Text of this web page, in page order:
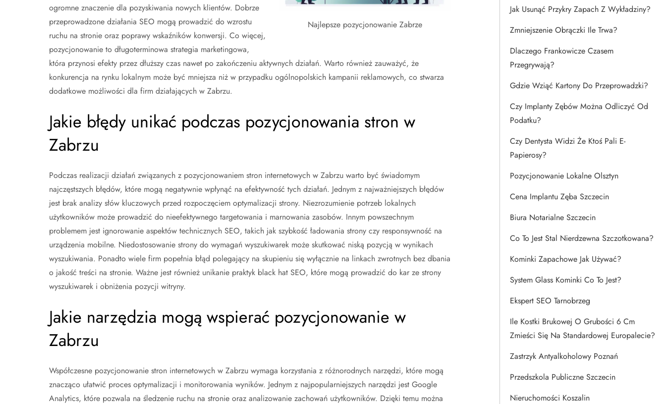
Najlepsze pozycjonowanie Zabrze
ogromne znaczenie dla pozyskiwania nowych klientów. Dobrze
przeprowadzone działania SEO mogą prowadzić do wzrostu
ruchu na stronie oraz poprawy wskaźników konwersji. Co więcej,
pozycjonowanie to długoterminowa strategia marketingowa,
która przynosi efekty przez dłuższy czas nawet po zakończeniu aktywnych działań. Warto również zauważyć, że
konkurencja na rynku lokalnym może być mniejsza niż w przypadku ogólnopolskich kampanii reklamowych, co stwarza
dodatkowe możliwości dla firm działających w Zabrzu.
Jakie błędy unikać podczas pozycjonowania stron w
Zabrzu
Podczas realizacji działań związanych z pozycjonowaniem stron internetowych w Zabrzu warto być świadomym
najczęstszych błędów, które mogą negatywnie wpłynąć na efektywność tych działań. Jednym z najważniejszych błędów
jest brak analizy słów kluczowych przed rozpoczęciem optymalizacji strony. Niezrozumienie potrzeb lokalnych
użytkowników może prowadzić do nieefektywnego targetowania i marnowania zasobów. Innym powszechnym
problemem jest ignorowanie aspektów technicznych SEO, takich jak szybkość ładowania strony czy responsywność na
urządzenia mobilne. Niedostosowanie strony do wymagań wyszukiwarek może skutkować niską pozycją w wynikach
wyszukiwania. Ponadto wiele firm popełnia błąd polegający na skupieniu się wyłącznie na linkach zwrotnych bez dbania
o jakość treści na stronie. Ważne jest również unikanie praktyk black hat SEO, które mogą prowadzić do kar ze strony
wyszukiwarek i obniżenia pozycji witryny.
Jakie narzędzia mogą wspierać pozycjonowanie w
Zabrzu
Współczesne pozycjonowanie stron internetowych w Zabrzu wymaga korzystania z różnorodnych narzędzi, które mogą
znacząco ułatwić proces optymalizacji i monitorowania wyników. Jednym z najpopularniejszych narzędzi jest Google
Analytics, które pozwala na śledzenie ruchu na stronie oraz analizowanie zachowań użytkowników. Dzięki temu można
Jak Usunąć Przykry Zapach Z Wykładziny?
Zmniejszenie Obrączki Ile Trwa?
Dlaczego Frankowicze Czasem
Przegrywają?
Gdzie Wziąć Kartony Do Przeprowadzki?
Czy Implanty Zębów Można Odliczyć Od
Podatku?
Czy Dentysta Widzi Że Ktoś Pali E-
Papierosy?
Pozycjonowanie Lokalne Olsztyn
Cena Implantu Zęba Szczecin
Biura Notarialne Szczecin
Co To Jest Stal Nierdzewna Szczotkowana?
Kominki Zapachowe Jak Używać?
System Glass Kominki Co To Jest?
Ekspert SEO Tarnobrzeg
Ile Kostki Brukowej O Grubości 6 Cm
Zmieści Się Na Standardowej Europalecie?
Zastrzyk Antyalkoholowy Poznań
Przedszkola Publiczne Szczecin
Nieruchomości Koszalin